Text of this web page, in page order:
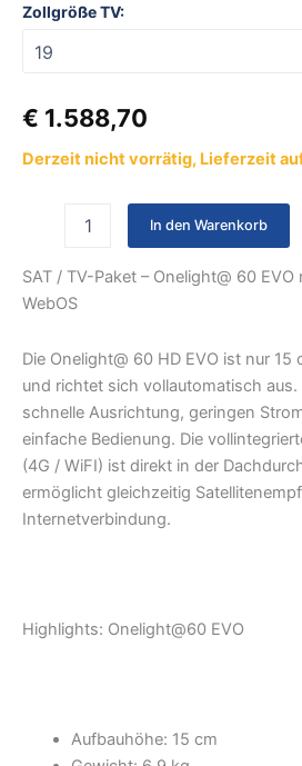
Zollgröße TV:
€ 1.588,70
Derzeit nicht vorrätig, Lieferzeit
In den Warenkorb
SAT / TV-Paket – Onelight@ 60
WebOS
Die Onelight@ 60 HD EVO ist nur
und richtet sich vollautomatisch aus.
schnelle Ausrichtung, geringen
einfache Bedienung. Die
(4G / WiFI) ist direkt in der
ermöglicht gleichzeitig
Internetverbindung.
Highlights: Onelight@60 EVO
Aufbauhöhe: 15 cm